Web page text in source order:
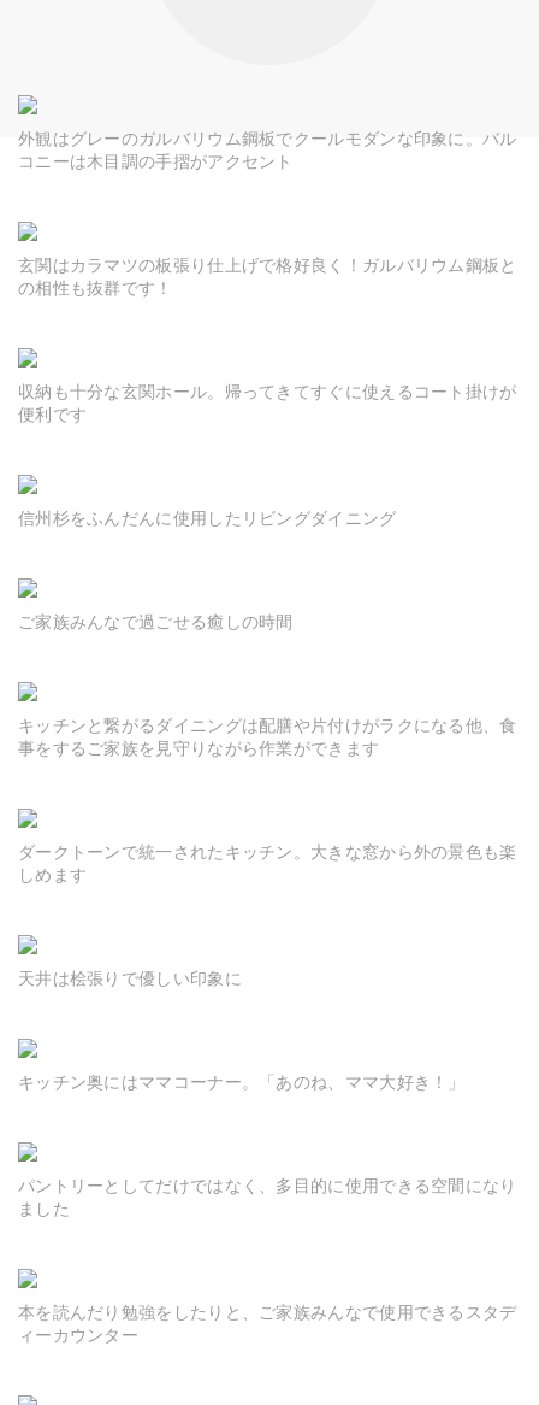
外観はグレーのガルバリウム鋼板でクールモダンな印象に。バル
コニーは木目調の手摺がアクセント
玄関はカラマツの板張り仕上げで格好良く！ガルバリウム鋼板と
の相性も抜群です！
収納も十分な玄関ホール。帰ってきてすぐに使えるコート掛けが
便利です
信州杉をふんだんに使用したリビングダイニング
ご家族みんなで過ごせる癒しの時間
キッチンと繋がるダイニングは配膳や片付けがラクになる他、食
事をするご家族を見守りながら作業ができます
ダークトーンで統一されたキッチン。大きな窓から外の景色も楽
しめます
天井は桧張りで優しい印象に
キッチン奥にはママコーナー。「あのね、ママ大好き！」
パントリーとしてだけではなく、多目的に使用できる空間になり
ました
本を読んだり勉強をしたりと、ご家族みんなで使用できるスタデ
ィーカウンター